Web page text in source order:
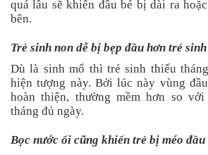
quá lâu sẽ khiến đầu bé bị dài ra
bên.
Trẻ sinh non dễ bị bẹp đầu hơn trẻ
Dù là sinh mổ thì trẻ sinh thiếu
hiện tượng này. Bởi lúc này vùng
hoàn thiện, thường mềm hơn so
tháng đủ ngày.
Bọc nước ối cũng khiến trẻ bị méo đầu